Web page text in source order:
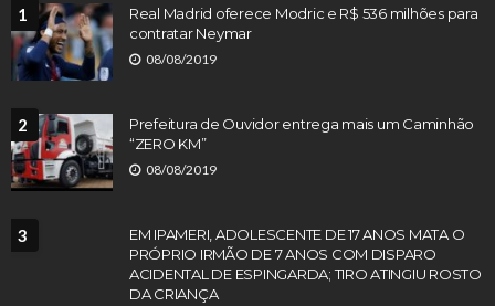
1
Real Madrid oferece Modric e R$ 536 milhões para
contratar Neymar
08/08/2019
2
Prefeitura de Ouvidor entrega mais um Caminhão
“ZERO KM”
08/08/2019
3
EM IPAMERI, ADOLESCENTE DE 17 ANOS MATA O
PRÓPRIO IRMÃO DE 7 ANOS COM DISPARO
ACIDENTAL DE ESPINGARDA; TIRO ATINGIU ROSTO
DA CRIANÇA